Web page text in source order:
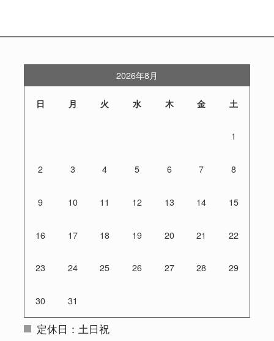
2026年8月
日 月 火 水 木 金 土
1
2 3 4 5 6 7 8
9 10 11 12 13 14 15
16 17 18 19 20 21 22
23 24 25 26 27 28 29
30 31
定休日：土日祝